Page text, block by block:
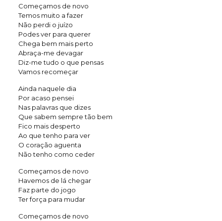
Começamos de novo
Temos muito a fazer
Não perdi o juízo
Podes ver para querer
Chega bem mais perto
Abraça-me devagar
Diz-me tudo o que pensas
Vamos recomeçar
Ainda naquele dia
Por acaso pensei
Nas palavras que dizes
Que sabem sempre tão bem
Fico mais desperto
Ao que tenho para ver
O coração aguenta
Não tenho como ceder
Começamos de novo
Havemos de lá chegar
Faz parte do jogo
Ter força para mudar
Começamos de novo